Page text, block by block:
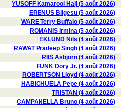
YUSOFF Kamarool Haji (5 août 2026)
ERENUS Bilgesu (5 août 2026)
WARE Terry Buffalo (5 août 2026)
ROMANIS Irmina (5 août 2026)
EKLUND Nils (4 août 2026)
RAWAT Pradeep Singh (4 août 2026)
RIIS Asbjorn (4 août 2026)
FUNK Dory Jr. (4 août 2026)
ROBERTSON Lloyd (4 août 2026)
HABICHUELA Pepe (4 août 2026)
TRISTAN (4 août 2026)
CAMPANELLA Bruno (4 août 2026)